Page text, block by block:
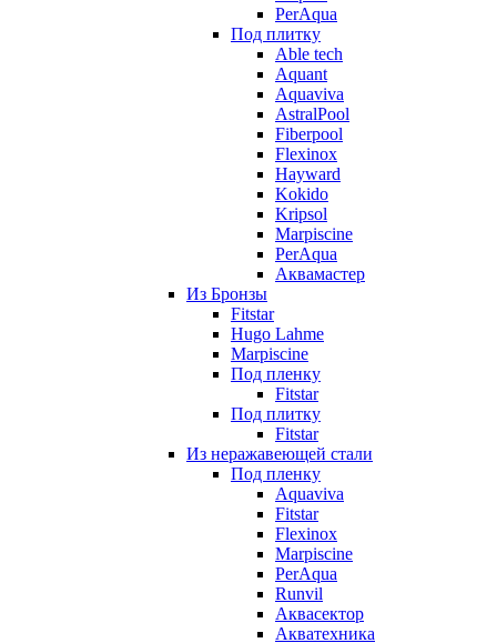
PerAqua
Под плитку
Able tech
Aquant
Aquaviva
AstralPool
Fiberpool
Flexinox
Hayward
Kokido
Kripsol
Marpiscine
PerAqua
Аквамастер
Из Бронзы
Fitstar
Hugo Lahme
Marpiscine
Под пленку
Fitstar
Под плитку
Fitstar
Из неражавеющей стали
Под пленку
Aquaviva
Fitstar
Flexinox
Marpiscine
PerAqua
Runvil
Аквасектор
Акватехника